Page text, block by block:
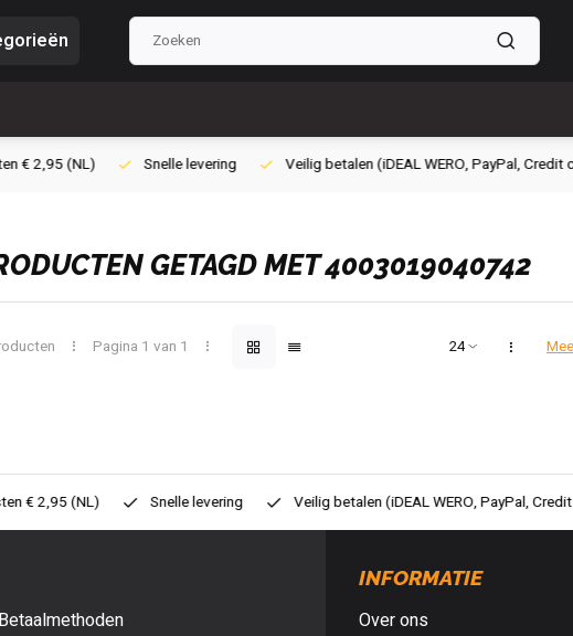
Veilig betalen (iDEAL WERO, PayPal, Credit card of Achteraf betalen)
GETAGD MET 4003019040742
Pagina 1 van 1
Veilig betalen (iDEAL WERO, PayPal, Credit card of Achteraf betalen)
Betaalmethoden
INFORMATIE
Over ons